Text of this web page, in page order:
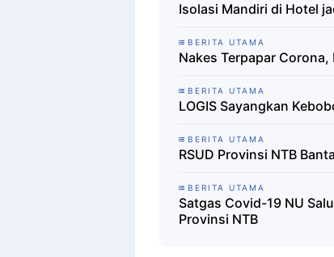
Isolasi Mandiri di Hotel
BERITA UTAMA
Nakes Terpapar Corona,
BERITA UTAMA
LOGIS Sayangkan
BERITA UTAMA
RSUD Provinsi NTB
BERITA UTAMA
Satgas Covid-19 NU
Provinsi NTB